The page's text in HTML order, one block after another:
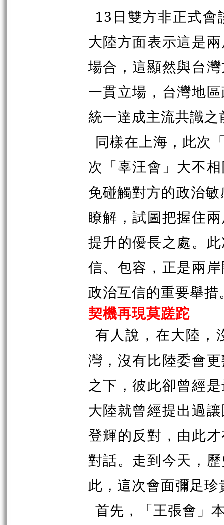
13日雙方非正式
大陸方面表示這是
場合，這顯然與台
一貫立場，台灣地
統一達成主流共識
同樣在上海，此次
次「辜汪會」大不
免碰觸對方的政治
瞭解，試圖把握住
提升的優長之處。
信、包容，正是兩
政治互信的重要舉措
契機再現莫蹉跎
有人說，在大陸，
灣，沒有比陸委會
之下，彼此卻曾經
大陸就曾經提出過
登輝的反對，由此
對話。走到今天，
此，這次會面彌足珍
首先，「王張會」